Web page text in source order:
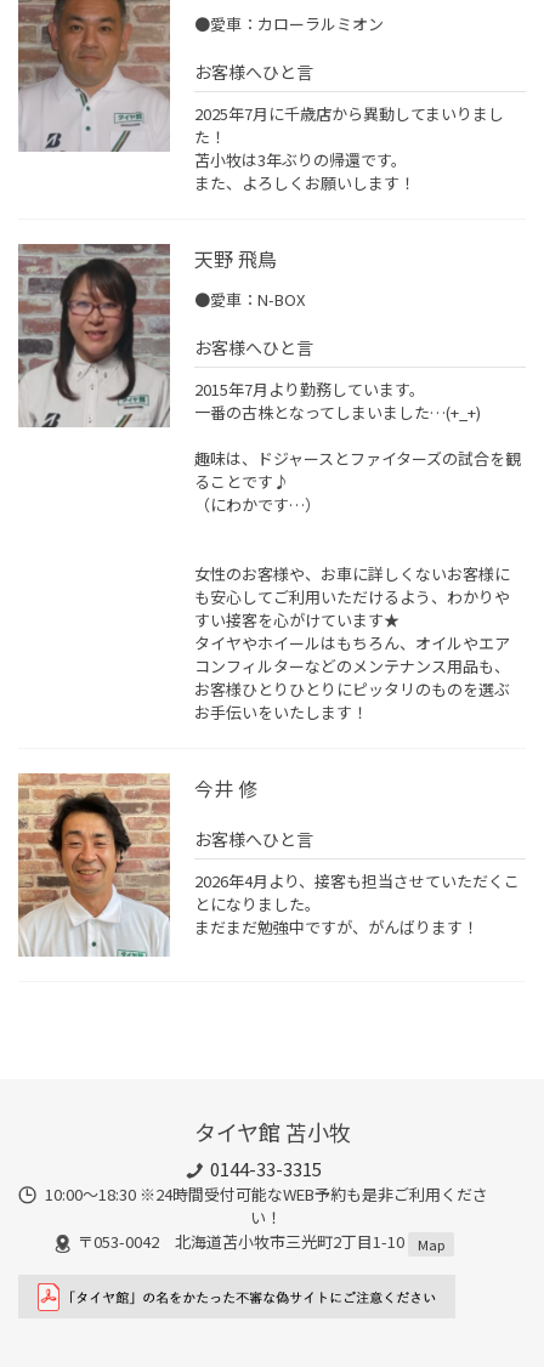
●愛車：カローラルミオン
お客様へひと言
2025年7月に千歳店から異動してまいりまし
た！
苫小牧は3年ぶりの帰還です。
また、よろしくお願いします！
天野 飛鳥
●愛車：N-BOX
お客様へひと言
2015年7月より勤務しています。
一番の古株となってしまいました…(+_+)
趣味は、ドジャースとファイターズの試合を観
ることです♪
（にわかです…）
女性のお客様や、お車に詳しくないお客様に
も安心してご利用いただけるよう、わかりや
すい接客を心がけています★
タイヤやホイールはもちろん、オイルやエア
コンフィルターなどのメンテナンス用品も、
お客様ひとりひとりにピッタリのものを選ぶ
お手伝いをいたします！
今井 修
お客様へひと言
2026年4月より、接客も担当させていただくこ
とになりました。
まだまだ勉強中ですが、がんばります！
タイヤ館 苫小牧
0144-33-3315
10:00～18:30 ※24時間受付可能なWEB予約も是非ご利用くださ
い！
〒053-0042 北海道苫小牧市三光町2丁目1-10
Map